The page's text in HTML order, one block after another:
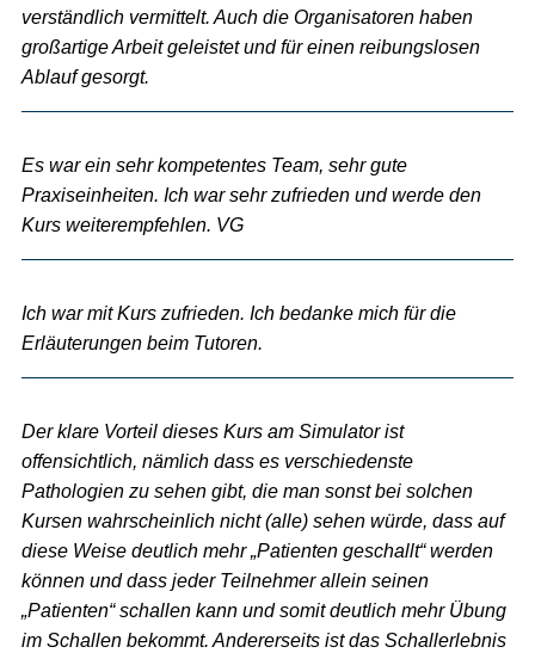
verständlich vermittelt. Auch die Organisatoren haben
großartige Arbeit geleistet und für einen reibungslosen
Ablauf gesorgt.
Es war ein sehr kompetentes Team, sehr gute
Praxiseinheiten. Ich war sehr zufrieden und werde den
Kurs weiterempfehlen. VG
Ich war mit Kurs zufrieden. Ich bedanke mich für die
Erläuterungen beim Tutoren.
Der klare Vorteil dieses Kurs am Simulator ist
offensichtlich, nämlich dass es verschiedenste
Pathologien zu sehen gibt, die man sonst bei solchen
Kursen wahrscheinlich nicht (alle) sehen würde, dass auf
diese Weise deutlich mehr „Patienten geschallt“ werden
können und dass jeder Teilnehmer allein seinen
„Patienten“ schallen kann und somit deutlich mehr Übung
im Schallen bekommt. Andererseits ist das Schallerlebnis